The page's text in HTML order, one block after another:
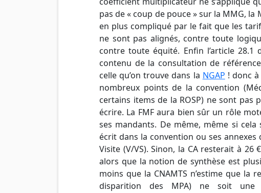
pas de « coup de pouce » sur la MMG,
en plus compliqué par le fait que les
ne sont pas alignés, contre toute
contre toute équité. Enfin l’article 28.1
contenu de la consultation de
celle qu’on trouve dans la NGAP ! donc
nombreux points de la convention
certains items de la ROSP) ne sont
écrire. La FMF aura bien sûr un rôle
ses mandants. De même, même si
écrit dans la convention ou ses
Visite (V/VS). Sinon, la CA resterait à
alors que la notion de synthèse est
moins que la CNAMTS n’estime que
disparition des MPA) ne soit une